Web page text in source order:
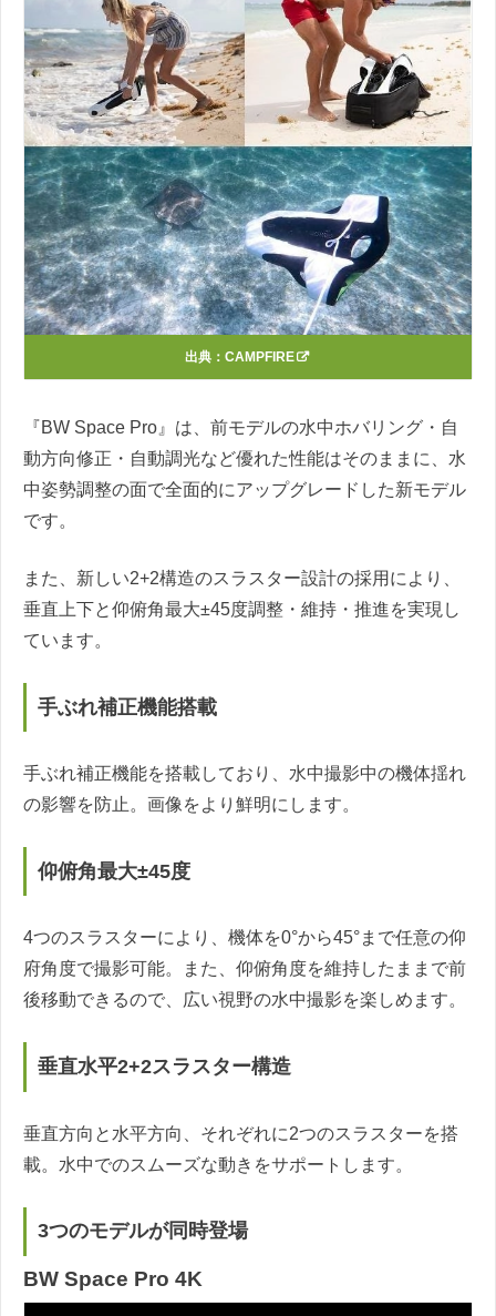
出典： CAMPFIRE
『BW Space Pro』は、前モデルの水中ホバリング・自
動方向修正・自動調光など優れた性能はそのままに、水
中姿勢調整の面で全面的にアップグレードした新モデル
です。
また、新しい2+2構造のスラスター設計の採用により、
垂直上下と仰俯角最大±45度調整・維持・推進を実現し
ています。
手ぶれ補正機能搭載
手ぶれ補正機能を搭載しており、水中撮影中の機体揺れ
の影響を防止。画像をより鮮明にします。
仰俯角最大±45度
4つのスラスターにより、機体を0°から45°まで任意の仰
府角度で撮影可能。また、仰俯角度を維持したままで前
後移動できるので、広い視野の水中撮影を楽しめます。
垂直水平2+2スラスター構造
垂直方向と水平方向、それぞれに2つのスラスターを搭
載。水中でのスムーズな動きをサポートします。
3つのモデルが同時登場
BW Space Pro 4K